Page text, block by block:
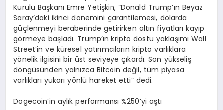
Kurulu Başkanı Emre Yetişkin, “Donald Trump’ın Beyaz
Saray’daki ikinci dönemini garantilemesi, dolarda
güçlenmeyi beraberinde getirirken altın fiyatları kayıp
görmeye başladı. Trump’ın kripto dostu yaklaşımı Wall
Street’in ve küresel yatırımcıların kripto varlıklara
yönelik ilgisini bir üst seviyeye çıkardı. Son yükseliş
döngüsünden yalnızca Bitcoin değil, tüm piyasa
varlıkları yukarı yönlü hareket etti” dedi.
Dogecoin’in aylık performansı %250’yi aştı